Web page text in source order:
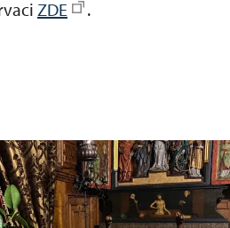
ZDE .